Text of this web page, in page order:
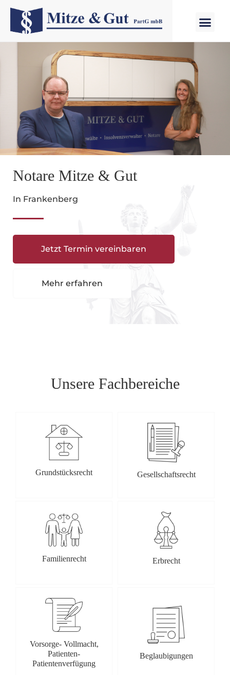
Notare Mitze & Gut
In Frankenberg
Jetzt Termin vereinbaren
Mehr erfahren
Unsere Fachbereiche
Grundstücksrecht Gesellschaftsrecht
Familienrecht Erbrecht
Vorsorge- Vollmacht,
Patienten-
Patientenverfügung
Beglaubigungen